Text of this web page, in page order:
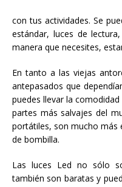
con tus actividades. Se
estándar, luces de
manera que necesites,
En tanto a las viejas
antepasados ​​que
puedes llevar la
partes más salvajes del
portátiles, son mucho más
de bombilla.
Las luces Led no sólo
también son baratas y